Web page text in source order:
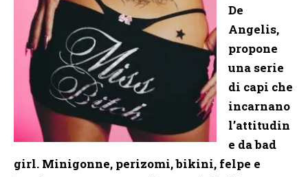
De
Angelis,
propone
una serie
di capi che
incarnano
l’attitudin
e da bad
girl. Minigonne, perizomi, bikini, felpe e